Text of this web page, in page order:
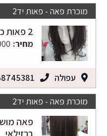
מוכרת פאה - פאות יד2
2 פאות כהה בהירה ברזילאי
מחיר: ₪
עפולה
מוכרת פאה - פאות יד2
פאה